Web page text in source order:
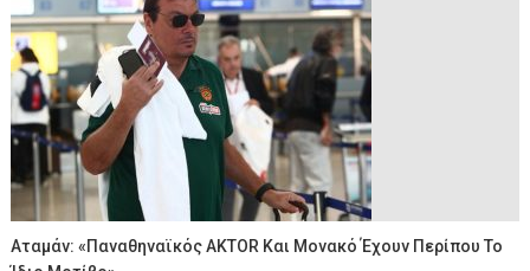
Αταμάν: «Παναθηναϊκός AKTOR Και Μονακό Έχουν Περίπου Το